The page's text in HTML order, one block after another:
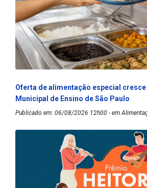
Oferta de alimentação especial cresce
Municipal de Ensino de São Paulo
Publicado em: 06/08/2026 12h00 - em